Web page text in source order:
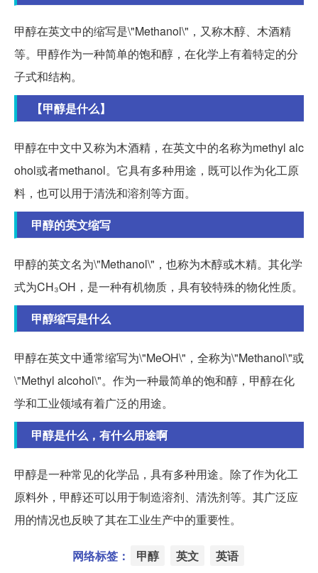
甲醇在英文中的缩写是\"Methanol\"，又称木醇、木酒精
等。甲醇作为一种简单的饱和醇，在化学上有着特定的分
子式和结构。
【甲醇是什么】
甲醇在中文中又称为木酒精，在英文中的名称为methyl alc
ohol或者methanol。它具有多种用途，既可以作为化工原
料，也可以用于清洗和溶剂等方面。
甲醇的英文缩写
甲醇的英文名为\"Methanol\"，也称为木醇或木精。其化学
式为CH₃OH，是一种有机物质，具有较特殊的物化性质。
甲醇缩写是什么
甲醇在英文中通常缩写为\"MeOH\"，全称为\"Methanol\"或
\"Methyl alcohol\"。作为一种最简单的饱和醇，甲醇在化
学和工业领域有着广泛的用途。
甲醇是什么，有什么用途啊
甲醇是一种常见的化学品，具有多种用途。除了作为化工
原料外，甲醇还可以用于制造溶剂、清洗剂等。其广泛应
用的情况也反映了其在工业生产中的重要性。
网络标签： 甲醇 英文 英语